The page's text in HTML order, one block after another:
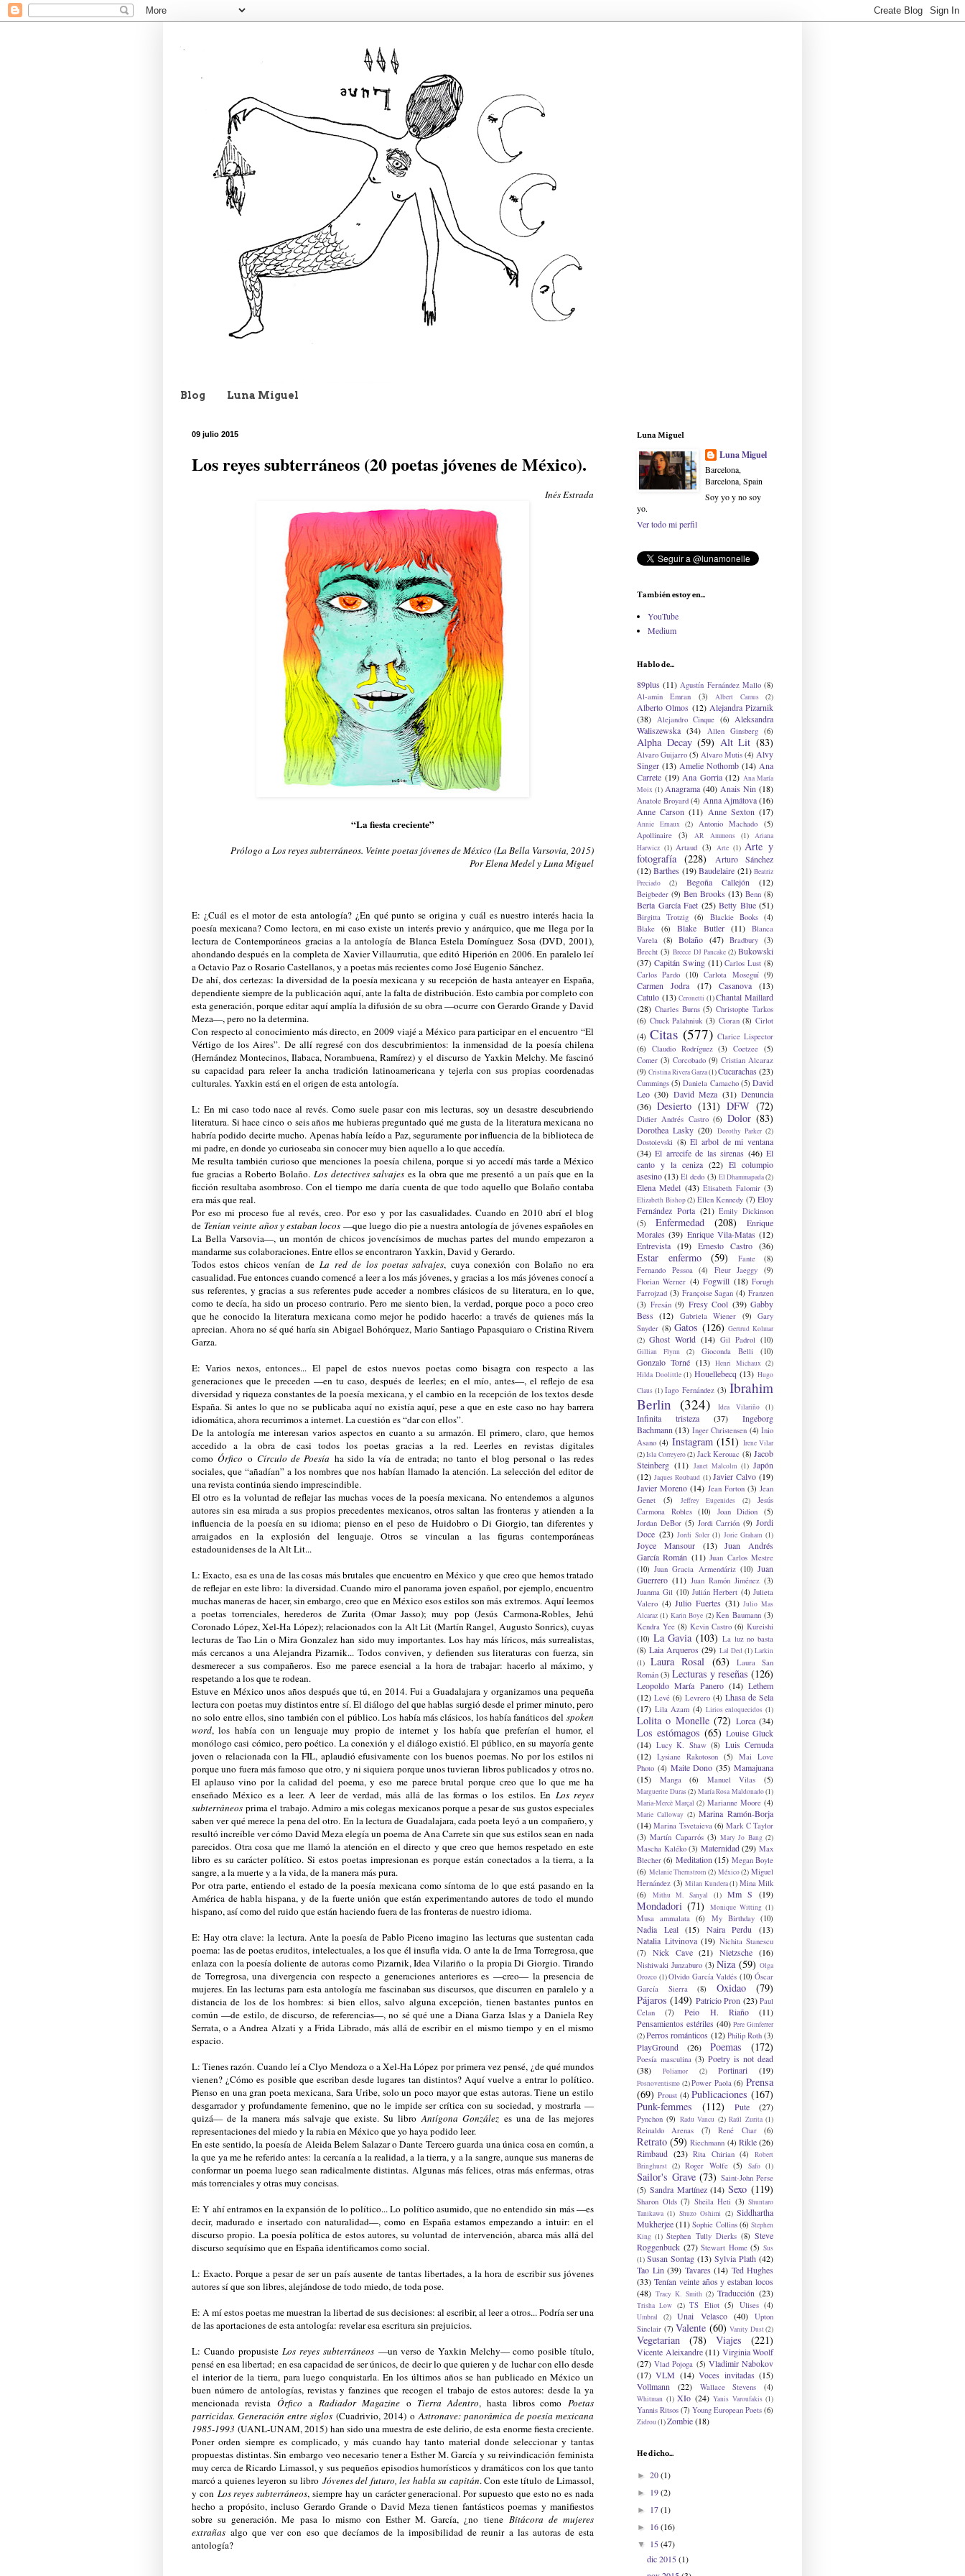
Blog Luna Miguel
09 julio 2015
Los reyes subterráneos (20 poetas jóvenes de México).
Inés Estrada
“La fiesta creciente”
Prólogo a Los reyes subterráneos. Veinte poetas jóvenes de México (La Bella Varsovia, 2015)
Por Elena Medel y Luna Miguel
E: ¿Cuál es el motor de esta antología? ¿En qué punto se origina y cuál es nuestro interés hacia la
poesía mexicana? Como lectora, en mi caso existe un interés previo y anárquico, que me llega por la
lectura de Contemporáneos gracias a la antología de Blanca Estela Domínguez Sosa (DVD, 2001),
ahondando después en la completa de Xavier Villaurrutia, que editó Hiperión en 2006. En paralelo leí
a Octavio Paz o Rosario Castellanos, y a poetas más recientes como José Eugenio Sánchez.
De ahí, dos certezas: la diversidad de la poesía mexicana y su recepción de hasta anteayer en España,
dependiente siempre de la publicación aquí, ante la falta de distribución. Esto cambia por completo con
esta generación, porque editar aquí amplía la difusión de su obra —ocurre con Gerardo Grande y David
Meza—, pero no la determina.
Con respecto al conocimiento más directo, en 2009 viajé a México para participar en el encuentro “El
Vértigo de los Aires”. De allí regresé con dos descubrimientos: la inmensidad de la poesía chilena
(Hernández Montecinos, Ilabaca, Norambuena, Ramírez) y el discurso de Yaxkin Melchy. Me fascinó
su capacidad para releer la ancha tradición latinoamericana y tejerla con sus propias coordenadas
culturales. Yaxkin está en el origen de esta antología.
L: En mi caso todo nace al revés. Como suele pasar con mis lecturas, soy un desastre descubriendo
literatura. Si hace cinco o seis años me hubieras preguntado qué me gusta de la literatura mexicana no
habría podido decirte mucho. Apenas había leído a Paz, seguramente por influencia de la biblioteca de
mi padre, en donde yo curioseaba sin conocer muy bien aquello a lo que accedía.
Me resulta también curioso que menciones la poesía chilena, porque si yo accedí más tarde a México
fue gracias a Roberto Bolaño.Los detectives salvajeses la obra que me presentó a un país que en la
ficción resultaba asombroso. Con el tiempo me daría cuenta de que todo aquello que Bolaño contaba
era más que real.
Por eso mi proceso fue al revés, creo. Por eso y por las casualidades. Cuando en 2010 abrí el blog
de Tenían veinte años y estaban locos —que luego dio pie a nuestra antología de jóvenes españoles en
La Bella Varsovia—, un montón de chicos jovencísimos de muchas partes del mundo empezaron a
mandarme sus colaboraciones. Entre ellos se encontraron Yaxkin, David y Gerardo.
Todos estos chicos venían deLa red de los poetas salvajes, cuya conexión con Bolaño no era
casualidad. Fue entonces cuando comencé a leer a los más jóvenes, y gracias a los más jóvenes conocí a
sus referentes, y gracias a sus referentes pude acceder a nombres clásicos de su literatura, en lo que,
como te decía, ha sido un proceso contrario. Pero me siento bien, la verdad, porque poco a poco creo
que he conocido la literatura mexicana como mejor he podido hacerlo: a través de quienes más la
aprecian. Ahora no sé qué haría sin Abigael Bohórquez, Mario Santiago Papasquiaro o Cristina Rivera
Garza.
E: Varios nexos, entonces... El papel de estos nuevos poetas como bisagra con respecto a las
generaciones que le preceden —en tu caso, después de leerles; en el mío, antes—, el reflejo de esa
diversidad y riqueza constantes de la poesía mexicana, y el cambio en la recepción de los textos desde
España. Si antes lo que no se publicaba aquí no existía aquí, pese a que en este caso no hay barrera
idiomática, ahora recurrimos a internet. La cuestión es “dar con ellos”.
De la antología me interesan varios aspectos en cuanto a su armazón. El primero, claro, que hemos
accedido a la obra de casi todos los poetas gracias a la red. Leerles en revistas digitales
comoÓrfico o Círculo de Poesía ha sido la vía de entrada; no tanto el blog personal o las redes
sociales, que “añadían” a los nombres que nos habían llamado la atención. La selección del editor de
una revista continúa siendo imprescindible.
El otro es la voluntad de reflejar las muchas voces de la poesía mexicana. No entendemos a algunos
autores sin esa mirada a sus propios precedentes mexicanos, otros saltan las fronteras y atienden a la
influencia de la poesía en su idioma; pienso en el peso de Huidobro o Di Giorgio, tan diferentes y
arraigados en la explosión del lenguaje. Otros se vinculan a las figuras contemporáneas
estadounidenses de la Alt Lit...
L: Exacto, esa es una de las cosas más brutales que encuentro en México y que creo que hemos tratado
de reflejar en este libro: la diversidad. Cuando miro el panorama joven español, por ejemplo, encuentro
muchas maneras de hacer, sin embargo, creo que en México esos estilos son más extremos. Aquí leemos
a poetas torrenciales, herederos de Zurita (Omar Jasso); muy pop (Jesús Carmona-Robles, Jehú
Coronado López, Xel-Ha López); relacionados con la Alt Lit (Martín Rangel, Augusto Sonrics), cuyas
lecturas de Tao Lin o Mira Gonzalez han sido muy importantes. Los hay más líricos, más surrealistas,
más cercanos a una Alejandra Pizarnik... Todos conviven, y defienden sus literaturas con fuerza, sin
desmerecer a sus compañeros. Eso me parece esencial a la hora de trabajar: hacerlo al máximo, y
respetando a los que te rodean.
Estuve en México unos años después que tú, en 2014. Fui a Guadalajara y organizamos una pequeña
lectura con poetas muy distintos entre sí. El diálogo del que hablas surgió desde el primer minuto, pero
no solo entre ellos, sino también con el público. Los había más clásicos, los había fanáticos del spoken
word, los había con un lenguaje muy propio de internet y los había que preferían el humor, el
monólogo casi cómico, pero poético. La conexión y el diálogo existió. El público, en su mayoría gente
joven o relacionada con la FIL, aplaudió efusivamente con los buenos poemas. No por los estilos ni
porque uno fuera más famoso que otro, y ni siquiera porque unos tuvieran libros publicados y otros no.
El aplauso vino por la calidad del poema, y eso me parece brutal porque creo que lo que me ha
enseñado México es a leer. A leer de verdad, más allá de las formas o los estilos. En Los reyes
subterráneos prima el trabajo. Admiro a mis colegas mexicanos porque a pesar de sus gustos especiales
saben ver qué merece la pena del otro. En la lectura de Guadalajara, cada poeta leyó a un compañero, y
resultó increíble ver cómo David Meza elegía un poema de Ana Carrete sin que sus estilos sean en nada
parecidos. Otra cosa que me llamó la atención en el directo y que creo que hemos respetado en este
libro es su carácter político. Si estos poetas impresionan es porque están conectados a la tierra, a la
sangre, a la muerte y a la vida, de la manera más pura.
Por otra parte, entiendo el estado de la poesía mexicana como síntoma de lo que está pasando en la
América de habla hispana, y de la fuerte unión que están experimentando autores de todo el mundo
hispano, así como del ruido que están haciendo fuera de las fronteras de nuestro idioma.
E: Hay otra clave: la lectura. Ante la poesía de Pablo Piceno imagino las lecturas que sustentan cada
poema: las de poetas eruditos, intelectuales, a los que él insufla vida. O ante la de Irma Torregrosa, que
enlaza con la poesía doliente de autoras como Pizarnik, Idea Vilariño o la propia Di Giorgio. Tirando
de Torregrosa, una divergencia con respecto a generaciones anteriores es —creo— la presencia de
mujeres. En las lecturas para esta antología me fascinaban sus discursos, que discurren en paralelo y a
distancia de los de los hombres: si bien ellos, salvo alguna excepción, tienen bastantes puntos en
común —de estilo, de discurso, de referencias—, no sé qué une a Diana Garza Islas y a Daniela Rey
Serrata, o a Andrea Alzati y a Frida Librado, más allá de escribir en el mismo tiempo y en el mismo
espacio.
L: Tienes razón. Cuando leí a Clyo Mendoza o a Xel-Ha López por primera vez pensé, ¿de qué mundos
vienen? ¿Cómo es posible que escriban desde lugares tan distintos? Aquí vuelve a entrar lo político.
Pienso en una gran poeta mexicana, Sara Uribe, solo un poco mayor que estas autoras. Tiene un estilo
desgarrador y profundamente femenino, que no le impide ser crítica con su sociedad, y mostrarla —
quizá— de la manera más salvaje que existe. Su libroAntígona González es una de las mejores
representaciones del miedo y la rabia en México que yo haya podido leer.
En este sentido, la poesía de Aleida Belem Salazar o Dante Tercero guarda una única cosa en común, a
la que ya me he referido antes: la cercanía a la realidad, a la tierra, y a la sangre, aunque sus maneras de
conformar un poema luego sean radicalmente distintas. Algunas más felices, otras más enfermas, otras
más torrenciales y otras muy concisas.
E: Y ahí entramos en la expansión de lo político... Lo político asumido, que no entendido sin más —es
decir, madurado e insertado con naturalidad—, como en España estamos empezando a intuir: en el
discurso propio. La poesía política de estos autores, su voluntad de intervención, abarca más allá del
discurso sequísimo que en España identificamos como social.
L: Exacto. Porque a pesar de ser un país ausente de tantas libertades, a la hora de escribir sus jóvenes
autores sí que son libres, alejándose de todo miedo, de toda pose.
E: A mí estos poetas me muestran la libertad de sus decisiones: al escribir, al leer a otros... Podría ser una
de las aportaciones de esta antología: revelar esa escritura sin prejuicios.
L: Cuando propusisteLos reyes subterráneos—un verso de Yaxkin Melchy— como posible título,
pensé en esa libertad; en esa capacidad de ser únicos, de decir lo que quieren y de luchar con ello desde
el interior de la tierra, para luego conquistarla. En los últimos años se han publicado en México un
buen número de antologías, revistas y fanzines que recogen el trabajo de estos autores: desde la ya
mencionada revista Órfico a Radiador Magazineo Tierra Adentro, hasta libros como Poetas
parricidas. Generación entre siglos (Cuadrivio, 2014) oAstronave: panorámica de poesía mexicana
1985-1993 (UANL-UNAM, 2015) han sido una muestra de este delirio, de esta enorme fiesta creciente.
Poner orden siempre es complicado, y más cuando hay tanto material donde seleccionar y tantas
propuestas distintas. Sin embargo veo necesario tener a Esther M. García y su reivindicación feminista
muy cerca de Ricardo Limassol, y sus pequeños episodios humorísticos y dramáticos con los que tanto
marcó a quienes leyeron su libro Jóvenes del futuro, les habla su capitán. Con este título de Limassol,
y con Los reyes subterráneos, siempre hay un carácter generacional. Por supuesto que esto no es nada
hecho a propósito, incluso Gerardo Grande o David Meza tienen fantásticos poemas y manifiestos
sobre su generación. Me pasa lo mismo con Esther M. García, ¿no tiene Bitácora de mujeres
extrañas algo que ver con eso que decíamos de la imposibilidad de reunir a las autoras de esta
antología?
Luna Miguel
Luna Miguel
Barcelona,
Barcelona, Spain
Soy yo y no soy
yo.
Ver todo mi perfil
También estoy en...
YouTube
Medium
Hablo de...
89plus (11) Agustín Fernández Mallo (8)
Al-amin Emran
(3) Albert Camus (2)
Alberto Olmos (12) Alejandra Pizarnik
(38)
Alejandro Cinque (6)
Aleksandra
Waliszewska (34) Allen Ginsberg (6)
Alpha Decay (59) Alt Lit (83)
Alvaro Guijarro (5) Alvaro Mutis (4) Alvy
Singer (13) Amelie Nothomb (14) Ana
Carrete (19) Ana Gorria (12) Ana María
Moix (1) Anagrama (40) Anais Nin (18)
Anatole Broyard (4) Anna Ajmátova (16)
Anne Carson (11) Anne Sexton (17)
Annie Ernaux (2) Antonio Machado
(5)
Apollinaire
(3) AR Ammons (1)
Ariana
Harwicz (1) Artaud (3) Arte (1) Arte y
fotografía (228)
Arturo Sánchez
(12) Barthes (19) Baudelaire (21) Beatriz
Preciado
(2) Begoña Callejón (12)
Beigbeder (9) Ben Brooks (13) Benn (8)
Berta García Faet (25) Betty Blue (51)
Birgitta Trotzig (6) Blackie Books (4)
Blake
(6) Blake Butler (11)
Blanca
Varela
(8) Bolaño (47) Bradbury (3)
Brecht (3) Breece DJ Pancake (2) Bukowski
(37) Capitán Swing (11) Carlos Lust (8)
Carlos Pardo (10) Carlota Moseguí (9)
Carmen Jodra (17) Casanova
(13)
Catulo (13) Ceronetti (1) Chantal Maillard
(28) Charles Burns (5) Christophe Tarkos
(6) Chuck Palahniuk (3) Cioran (8) Cirlot
(4) Citas (577) Clarice Lispector
(6)
Claudio Rodríguez (3) Coetzee (5)
Comer (3) Corcobado (9) Cristian Alcaraz
(9) Cristina Rivera Garza(1)Cucarachas (23)
Cummings (5) Daniela Camacho (5) David
Leo (30) David Meza (31) Denuncia
(36) Desierto (131) DFW (72)
Didier Andrés Castro (6) Dolor (83)
Dorothea Lasky (20) Dorothy Parker (2)
Dostoievski (8) El arbol de mi ventana
(34) El arrecife de las sirenas (46) El
canto y la ceniza (22) El columpio
asesino(13) El dedo (3) El Dhammapada(2)
Elena Medel (43) Elisabeth Falomir (3)
Elizabeth Bishop(2) Ellen Kennedy (7) Eloy
Fernández Porta (21) Emily Dickinson
(5)
Enfermedad (208)
Enrique
Morales (39) Enrique Vila-Matas (12)
Entrevista (19) Ernesto Castro (36)
Estar enfermo (59) Fante
(8)
Fernando Pessoa
(4) Fleur Jaeggy
(9)
Florian Werner (4) Fogwill (18) Forugh
Farrojzad (3) Françoise Sagan (4) Franzen
(3) Fresán (9) Fresy Cool (39) Gabby
Bess (12) Gabriela Wiener (9)
Gary
Snyder (8) Gatos (126) Gertrud Kolmar
(2) Ghost World (14) Gil Padrol (10)
Gillian Flynn (2) Gioconda Belli (10)
Gonzalo Torné (13) Henri Michaux (2)
Hilda Doolittle (1) Houellebecq (13) Hugo
Claus (1) Iago Fernández (3) Ibrahim
Berlin (324) Idea Vilariño (1)
Infinita tristeza (37)
Ingeborg
Bachmann (13) Inger Christensen (4) Inio
Asano (4) Instagram (151) Irene Vilar
(2)Isla Correyero(2) Jack Kerouac (8) Jacob
Steinberg (11) Janet Malcolm (1) Japón
(12) Jaques Roubaud (1) Javier Calvo (19)
Javier Moreno (14) Jean Forton (3) Jean
Genet
(5) Jeffrey Eugenides (2)
Jesús
Carmona Robles
(10) Joan Didion
(5)
Jordan DeBor (5) Jordi Carrión (9) Jordi
Doce (23) Jordi Soler (1) Jorie Graham (1)
Joyce Mansour (13)
Juan Andrés
García Román (11) Juan Carlos Mestre
(10) Juan Gracia Armendáriz (10) Juan
Guerrero (11) Juan Ramón Jiménez (3)
Juanma Gil (10) Julián Herbert (4) Julieta
Valero (4) Julio Fuertes (31) Julio Mas
Alcaraz (1) Karin Boye (2) Ken Baumann (3)
Kendra Yee (8) Kevin Castro (6) Kureishi
(10) La Gavia (103) La luz no basta
(8) Laia Arqueros (29) Lal Ded (1) Larkin
(1)
Laura Rosal (63)
Laura San
Román (3) Lecturas y reseñas (126)
Leopoldo María Panero (14) Lethem
(12) Levé (6) Levrero (4) Lhasa de Sela
(17) Lila Azam (4) Lirios enloquecidos (1)
Lolita o Monelle (72) Lorca (34)
Los estómagos (65) Louise Gluck
(14) Lucy K. Shaw (8) Luis Cernuda
(12) Lysiane Rakotoson (5)
Mai Love
Photo (4) Maite Dono (35) Mamajuana
(15)
Manga (6) Manuel Vilas (5)
Marguerite Duras(2) María Rosa Maldonado(1)
Maria-Mercè Marçal (2) Marianne Moore (4)
Marie Calloway (2) Marina Ramón-Borja
(14) Marina Tsvetaieva (6) Mark C Taylor
(3) Martín Caparrós (3) Mary Jo Bang (2)
Mascha Kaléko (3) Maternidad (29) Max
Blecher (6) Meditation (15) Megan Boyle
(6) Melanie Thernstrom (2) México (2) Miguel
Hernández (3) Milan Kundera(1) Mina Milk
(6)
Mithu M. Sanyal (1) Mm S (19)
Mondadori (71) Monique Witting (1)
Musa ammalata (6) My Birthday (10)
Nadia Leal (15) Naira Perdu
(13)
Natalia Litvinova (19) Nichita Stanescu
(7)
Nick Cave (21) Nietzsche (16)
Nishiwaki Junzaburo (3) Niza (59) Olga
Orozco (1)Olvido García Valdés (10) Óscar
García Sierra
(8) Oxidao
(79)
Pájaros (149) Patricio Pron (23) Paul
Celan
(7) Peio H. Riaño
(11)
Pensamientos estériles (40) Pere Gimferrer
(2)Perros románticos (12) Philip Roth (3)
PlayGround (26) Poemas (172)
Poesía masculina (3) Poetry is not dead
(38)
Poliamor (2) Portinari (19)
Posnoventismo (2) Power Paola (6) Prensa
(69) Proust (4) Publicaciones (167)
Punk-femmes
(112) Pute (27)
Pynchon (9) Radu Vancu (2) Raúl Zurita (1)
Reinaldo Arenas (7) René Char (6)
Retrato (59) Riechmann (4) Rikle (26)
Rimbaud (23) Rita Chirian (4)
Robert
Bringhurst (2) Roger Wolfe (5) Safo (1)
Sailor's Grave (73) Saint-John Perse
(5) Sandra Martínez (14) Sexo (119)
Sharon Olds (7) Sheila Heti (3) Shuntaro
Tanikawa (1) Shuzo Oshimi (2) Siddhartha
Mukherjee (11) Sophie Collins (6) Stephen
King (1) Stephen Tully Dierks (8) Steve
Roggenbuck (27) Stewart Home (5) Sus
(1) Susan Sontag (13) Sylvia Plath (42)
Tao Lin (39) Tavares (14) Ted Hughes
(33) Tenían veinte años y estaban locos
(48) Tracy K. Smith (2) Traducción (23)
Trisha Low (2) TS Eliot (5) Ulises (4)
Umbral (2) Unai Velasco (40)
Upton
Sinclair (7) Valente (60) Vanity Dust(2)
Vegetarian (78) Viajes (221)
Vicente Aleixandre (11) Virginia Woolf
(27) Vlad Pojoga (5) Vladimir Nabokov
(17) VLM (14) Voces invitadas (15)
Vollmann
(22) Wallace Stevens (4)
Whitman (1) XIo (24) Yanis Varoufakis (1)
Yannis Ritsos (7) Young European Poets (6)
Zidrou(1)Zombie(18)
He dicho...
► 20(1)
► 19(2)
► 17(1)
► 16(16)
▼ 15(47)
dic 2015(1)